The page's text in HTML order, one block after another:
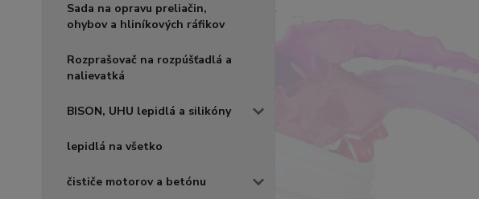
Sada na opravu preliačin,
ohybov a hliníkových ráfikov
Rozprašovač na rozpúšťadlá a
nalievatká
BISON, UHU lepidlá a silikóny
lepidlá na všetko
čističe motorov a betónu